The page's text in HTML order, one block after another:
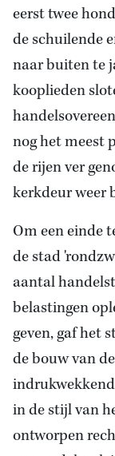
eerst twee
de schuilende
naar buiten te
kooplieden
nog het meest
de rijen ver
kerkdeur weer
Om een einde
de stad
aantal
belastingen
geven, gaf het
de bouw van
in de stijl van
ontworpen